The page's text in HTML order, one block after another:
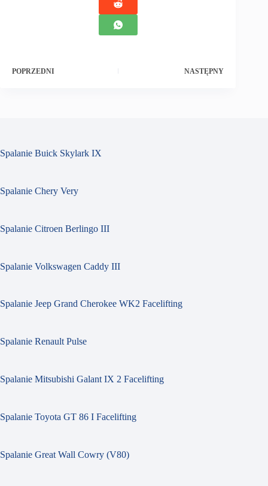
POPRZEDNI NASTĘPNY
Spalanie Buick Skylark IX
Spalanie Chery Very
Spalanie Citroen Berlingo III
Spalanie Volkswagen Caddy III
Spalanie Jeep Grand Cherokee WK2 Facelifting
Spalanie Renault Pulse
Spalanie Mitsubishi Galant IX 2 Facelifting
Spalanie Toyota GT 86 I Facelifting
Spalanie Great Wall Cowry (V80)